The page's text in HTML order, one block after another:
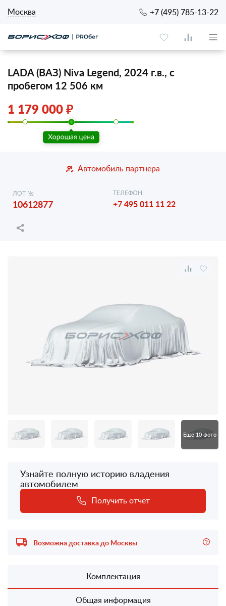
Москва +7 (495) 785-13-22
LADA (ВАЗ) Niva Legend, 2024 г.в., с
пробегом 12 506 км
1 179 000 ₽
Автомобиль партнера
ЛОТ №
10612877
ТЕЛЕФОН:
+7 495 011 11 22
Еще 10 фото
Узнайте полную историю владения
автомобилем
Получить отчет
Возможна доставка до Москвы
Комплектация
Общая информация